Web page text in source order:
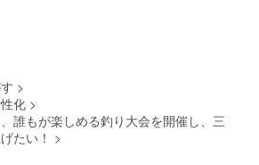
ンバー
総フォ
>
化 >
誰もが楽しめる釣り大会を開催し、三
たい！ >